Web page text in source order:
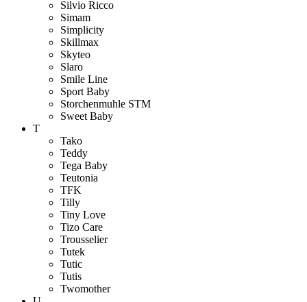
Silvio Ricco
Simam
Simplicity
Skillmax
Skyteo
Slaro
Smile Line
Sport Baby
Storchenmuhle STM
Sweet Baby
T
Tako
Teddy
Tega Baby
Teutonia
TFK
Tilly
Tiny Love
Tizo Care
Trousselier
Tutek
Tutic
Tutis
Twomother